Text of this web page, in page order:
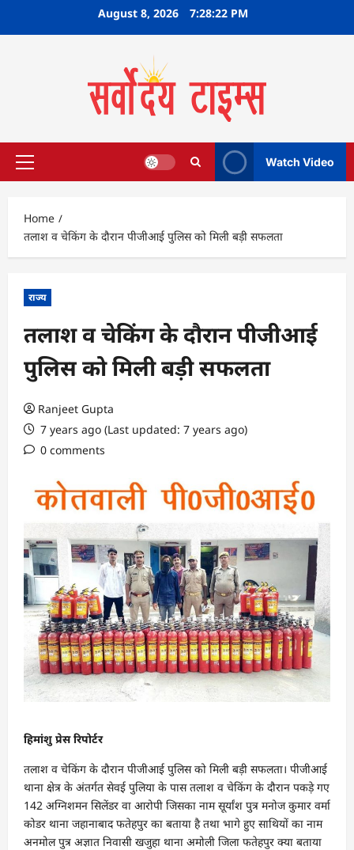
August 8, 2026 7:28:23 PM
Primary
Watch Video
Home
तलाश व चेकिंग के दौरान पीजीआई पुलिस को मिली बड़ी सफलता
राज्य
तलाश व चेकिंग के दौरान पीजीआई
पुलिस को मिली बड़ी सफलता
Ranjeet Gupta
7 years ago (Last updated: 7 years ago)
0 comments
हिमांशु प्रेस रिपोर्टर
तलाश व चेकिंग के दौरान पीजीआई पुलिस को मिली बड़ी सफलता। पीजीआई
थाना क्षेत्र के अंतर्गत सेवई पुलिया के पास तलाश व चेकिंग के दौरान पकड़े गए
142 अग्निशमन सिलेंडर वा आरोपी जिसका नाम सूर्यांश पुत्र मनोज कुमार वर्मा
कोडर थाना जहानाबाद फतेहपुर का बताया है तथा भागे हुए साथियों का नाम
अनमोल पुत्र अज्ञात निवासी खजुहा थाना अमोली जिला फतेहपुर क्या बताया